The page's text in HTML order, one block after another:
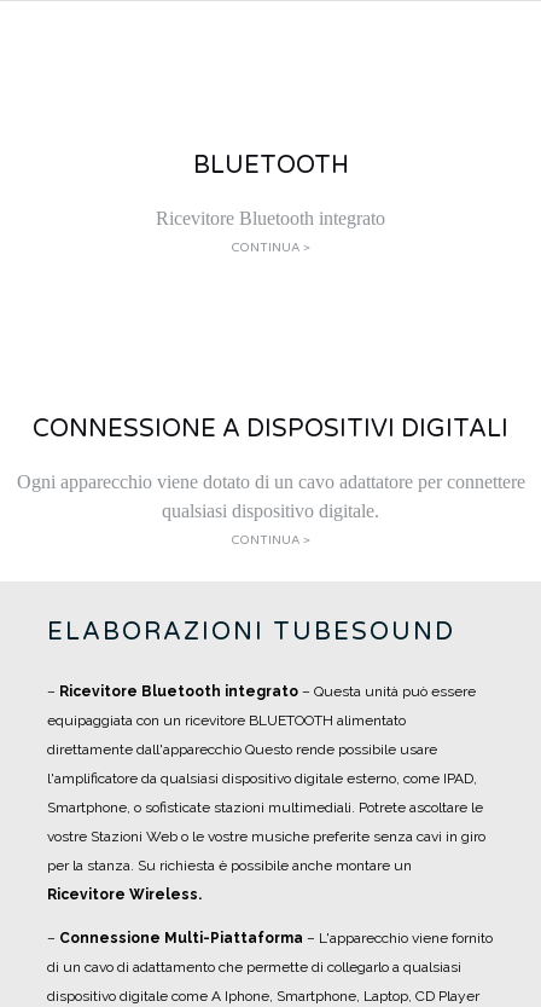
BLUETOOTH
Ricevitore Bluetooth integrato
CONTINUA >
CONNESSIONE A DISPOSITIVI DIGITALI
Ogni apparecchio viene dotato di un cavo adattatore per connettere
qualsiasi dispositivo digitale.
CONTINUA >
ELABORAZIONI TUBESOUND
– Ricevitore Bluetooth integrato – Questa unità può essere
equipaggiata con un ricevitore BLUETOOTH alimentato
direttamente dall'apparecchio Questo rende possibile usare
l'amplificatore da qualsiasi dispositivo digitale esterno, come IPAD,
Smartphone, o sofisticate stazioni multimediali. Potrete ascoltare le
vostre Stazioni Web o le vostre musiche preferite senza cavi in giro
per la stanza. Su richiesta è possibile anche montare un
Ricevitore Wireless.
– Connessione Multi-Piattaforma – L'apparecchio viene fornito
di un cavo di adattamento che permette di collegarlo a qualsiasi
dispositivo digitale come A Iphone, Smartphone, Laptop, CD Player